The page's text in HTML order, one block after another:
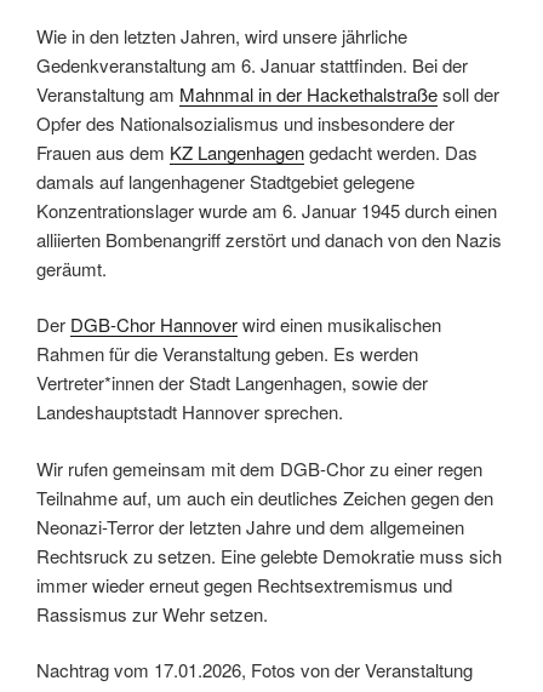
Wie in den letzten Jahren, wird unsere jährliche
Gedenkveranstaltung am 6. Januar stattfinden. Bei der
Veranstaltung am Mahnmal in der Hackethalstraßesoll der
Opfer des Nationalsozialismus und insbesondere der
Frauen aus dem KZ Langenhagengedacht werden. Das
damals auf langenhagener Stadtgebiet gelegene
Konzentrationslager wurde am 6. Januar 1945 durch einen
alliierten Bombenangriff zerstört und danach von den Nazis
geräumt.
Der DGB-Chor Hannoverwird einen musikalischen
Rahmen für die Veranstaltung geben. Es werden
Vertreter*innen der Stadt Langenhagen, sowie der
Landeshauptstadt Hannover sprechen.
Wir rufen gemeinsam mit dem DGB-Chor zu einer regen
Teilnahme auf, um auch ein deutliches Zeichen gegen den
Neonazi-Terror der letzten Jahre und dem allgemeinen
Rechtsruck zu setzen. Eine gelebte Demokratie muss sich
immer wieder erneut gegen Rechtsextremismus und
Rassismus zur Wehr setzen.
Nachtrag vom 17.01.2026, Fotos von der Veranstaltung